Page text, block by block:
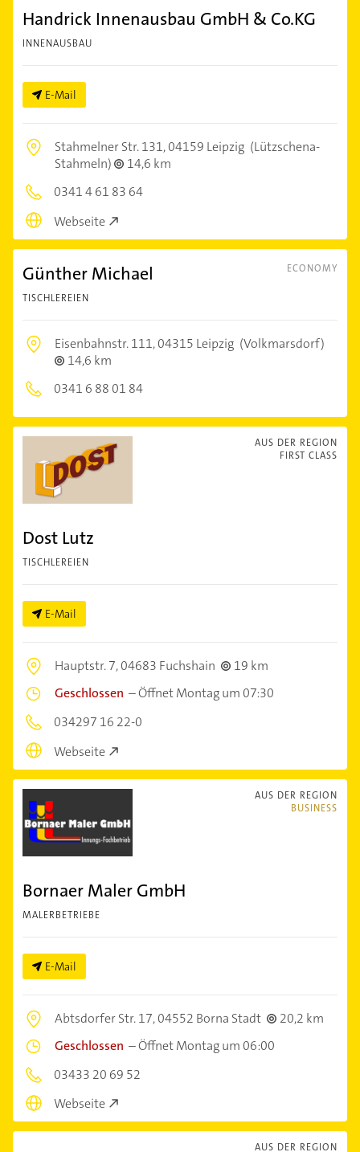
Handrick Innenausbau GmbH & Co.KG
INNENAUSBAU
E-Mail
Stahmelner Str. 131,04159 Leipzig (Lützschena-
Stahmeln)
14,6 km
0341 4 61 83 64
Webseite
ECONOMY
Günther Michael
TISCHLEREIEN
Eisenbahnstr. 111,04315 Leipzig (Volkmarsdorf)
14,6 km
0341 6 88 01 84
AUS DER REGION
FIRST CLASS
Dost Lutz
TISCHLEREIEN
E-Mail
Hauptstr. 7,04683 Fuchshain
19 km
Geschlossen –Öffnet Montag um 07:30
034297 16 22-0
Webseite
AUS DER REGION
BUSINESS
Bornaer Maler GmbH
MALERBETRIEBE
E-Mail
Abtsdorfer Str. 17,04552 Borna Stadt
20,2 km
Geschlossen –Öffnet Montag um 06:00
03433 20 69 52
Webseite
AUS DER REGION